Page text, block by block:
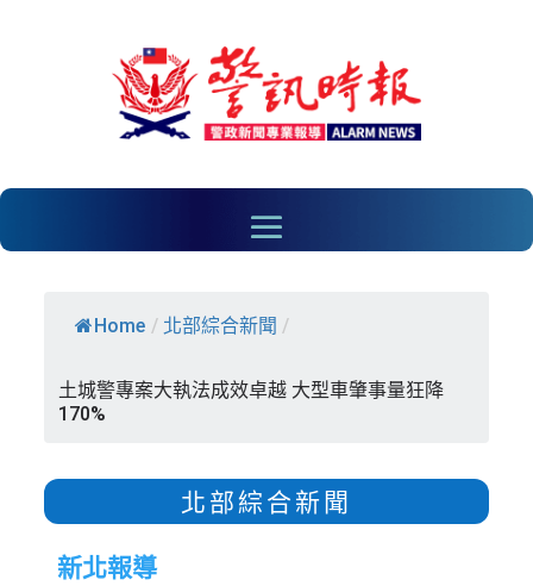
Home / 北部綜合新聞 /
土城警專案大執法成效卓越 大型車肇事量狂降
170%
北部綜合新聞
新北報導